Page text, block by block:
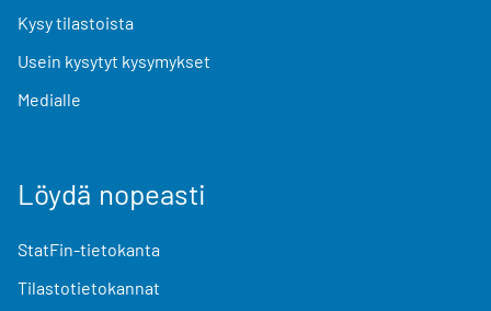
Kysy tilastoista
Usein kysytyt kysymykset
Medialle
Löydä nopeasti
StatFin-tietokanta
Tilastotietokannat